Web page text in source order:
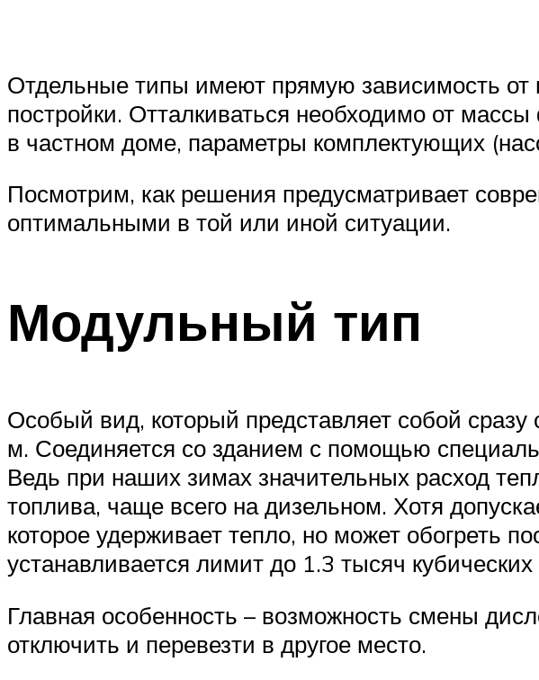
Отдельные типы имеют прямую зависимость от
постройки. Отталкиваться необходимо от
в частном доме, параметры комплектующих
Посмотрим, как решения предусматривает
оптимальными в той или иной ситуации.
Модульный тип
Особый вид, который представляет собой
м. Соединяется со зданием с помощью
Ведь при наших зимах значительных расход
топлива, чаще всего на дизельном. Хотя
которое удерживает тепло, но может обогреть
устанавливается лимит до 1.3 тысяч
Главная особенность – возможность смены
отключить и перевезти в другое место.